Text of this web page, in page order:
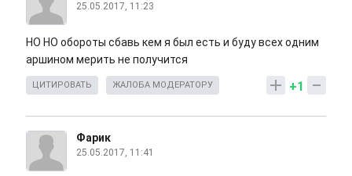
25.05.2017, 11:23
НО НО обороты сбавь кем я был есть и буду всех одним
аршином мерить не получится
+1
ЦИТИРОВАТЬ ЖАЛОБА МОДЕРАТОРУ
Фарик
25.05.2017, 11:41